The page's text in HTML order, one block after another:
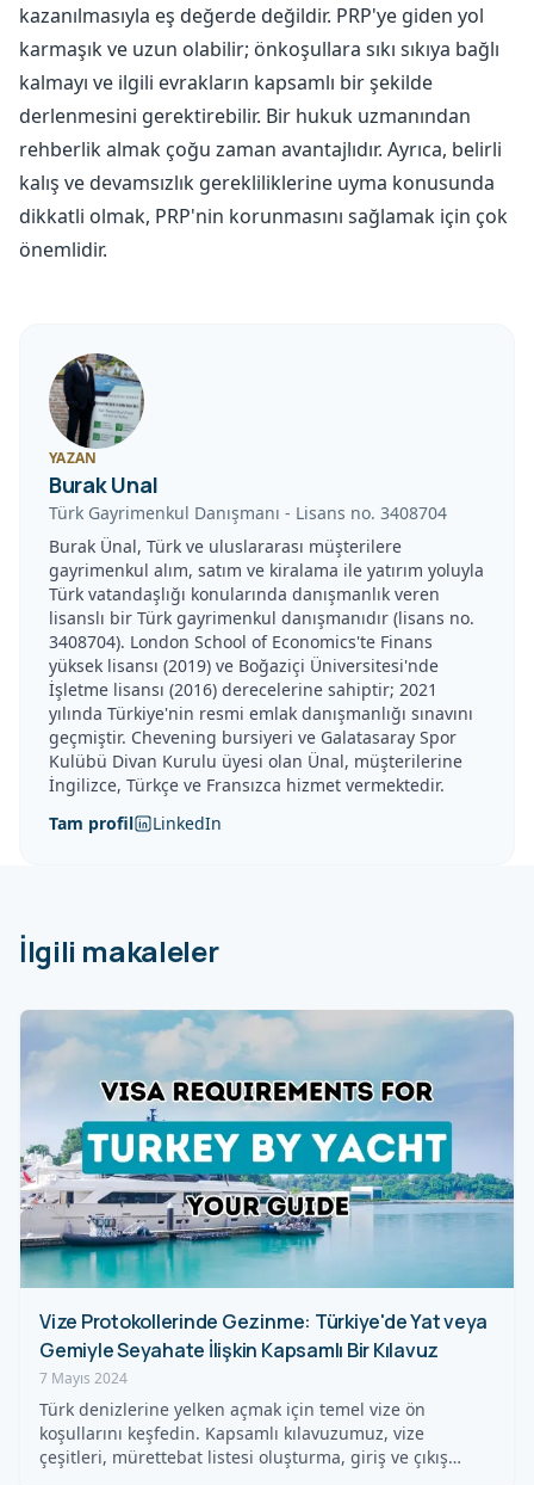
kazanılmasıyla eş değerde değildir. PRP'ye giden yol
karmaşık ve uzun olabilir; önkoşullara sıkı sıkıya bağlı
kalmayı ve ilgili evrakların kapsamlı bir şekilde
derlenmesini gerektirebilir. Bir hukuk uzmanından
rehberlik almak çoğu zaman avantajlıdır. Ayrıca, belirli
kalış ve devamsızlık gerekliliklerine uyma konusunda
dikkatli olmak, PRP'nin korunmasını sağlamak için çok
önemlidir.
YAZAN
Burak Unal
Türk Gayrimenkul Danışmanı - Lisans no. 3408704
Burak Ünal, Türk ve uluslararası müşterilere
gayrimenkul alım, satım ve kiralama ile yatırım yoluyla
Türk vatandaşlığı konularında danışmanlık veren
lisanslı bir Türk gayrimenkul danışmanıdır (lisans no.
3408704). London School of Economics'te Finans
yüksek lisansı (2019) ve Boğaziçi Üniversitesi'nde
İşletme lisansı (2016) derecelerine sahiptir; 2021
yılında Türkiye'nin resmi emlak danışmanlığı sınavını
geçmiştir. Chevening bursiyeri ve Galatasaray Spor
Kulübü Divan Kurulu üyesi olan Ünal, müşterilerine
İngilizce, Türkçe ve Fransızca hizmet vermektedir.
Tam profil
LinkedIn
İlgili makaleler
Vize Protokollerinde Gezinme: Türkiye'de Yat veya
Gemiyle Seyahate İlişkin Kapsamlı Bir Kılavuz
7 Mayıs 2024
Türk denizlerine yelken açmak için temel vize ön
koşullarını keşfedin. Kapsamlı kılavuzumuz, vize
çeşitleri, mürettebat listesi oluşturma, giriş ve çıkış…